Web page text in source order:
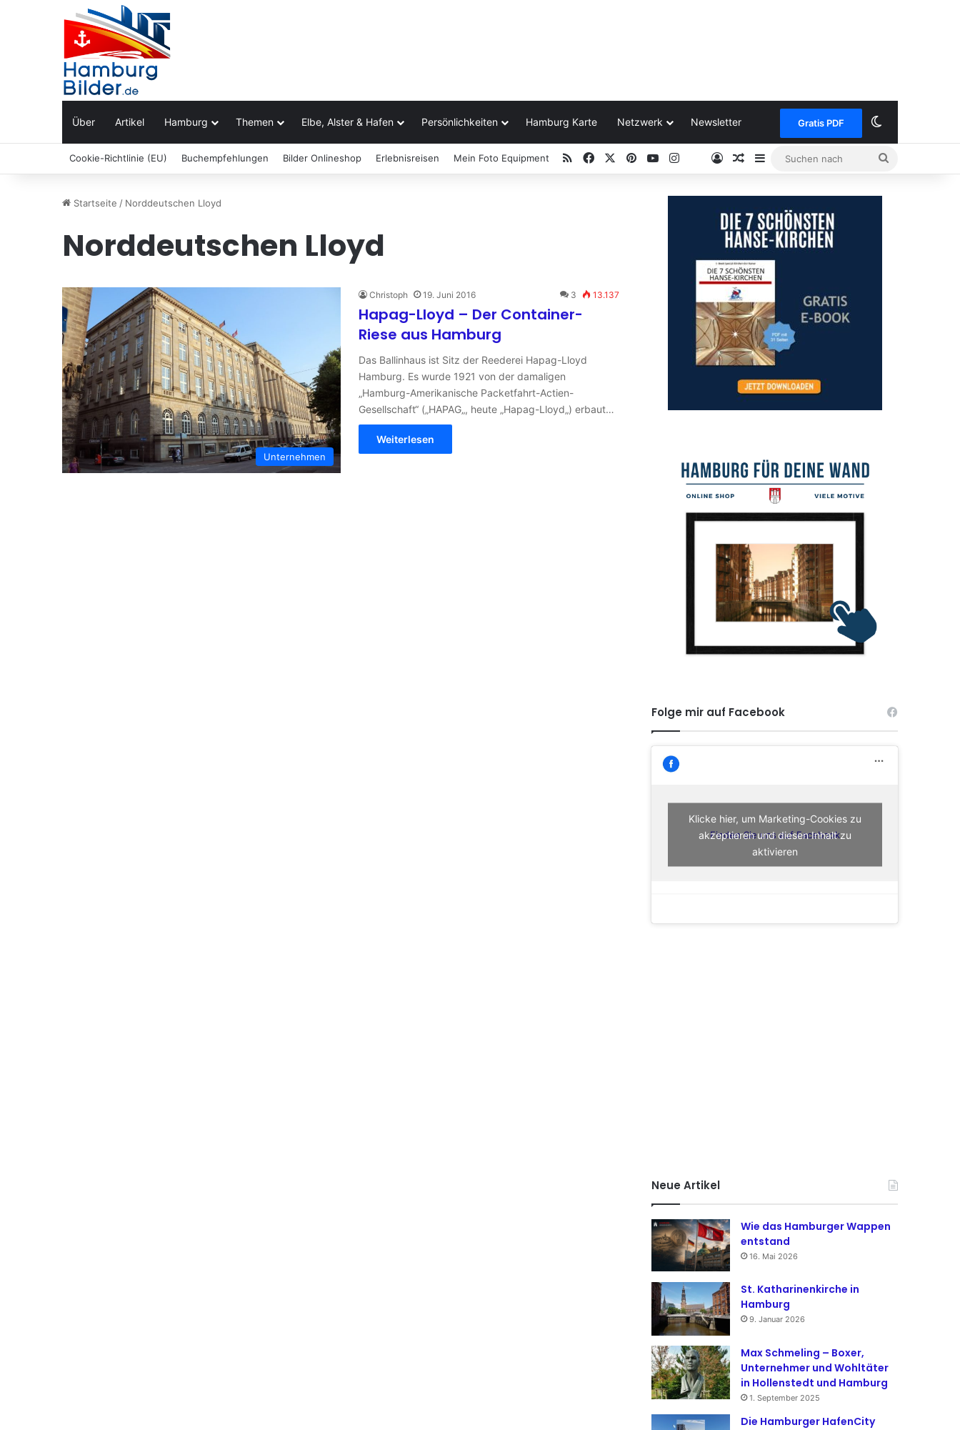
Über Artikel Hamburg Themen Elbe, Alster & Hafen Persönlichkeiten Hamburg Karte Netzwerk Newsletter Gratis PDF
Cookie-Richtlinie (EU) Buchempfehlungen Bilder Onlineshop Erlebnisreisen Mein Foto Equipment RSS FacebookPinterestYouTubeInstagram
Google
AnmeldenZufälliger Artikel
Sidebar
Startseite / Norddeutschen Lloyd
Norddeutschen Lloyd
Unternehmen
Christoph 19. Juni 2016 3 13.137
Hapag-Lloyd – Der Container-
Riese aus Hamburg
Das Ballinhaus ist Sitz der Reederei Hapag-Lloyd
Hamburg. Es wurde 1921 von der damaligen
„Hamburg-Amerikanische Packetfahrt-Actien-
Gesellschaft“ („HAPAG„, heute „Hapag-Lloyd„) erbaut…
Weiterlesen
Folge mir auf Facebook
Finden Sie uns auf Facebook
Klicke hier, um Marketing-Cookies zu
akzeptieren und diesen Inhalt zu
aktivieren
Neue Artikel
Wie das Hamburger Wappen
entstand
16. Mai 2026
St. Katharinenkirche in
Hamburg
9. Januar 2026
Max Schmeling – Boxer,
Unternehmer und Wohltäter
in Hollenstedt und Hamburg
1. September 2025
Die Hamburger HafenCity